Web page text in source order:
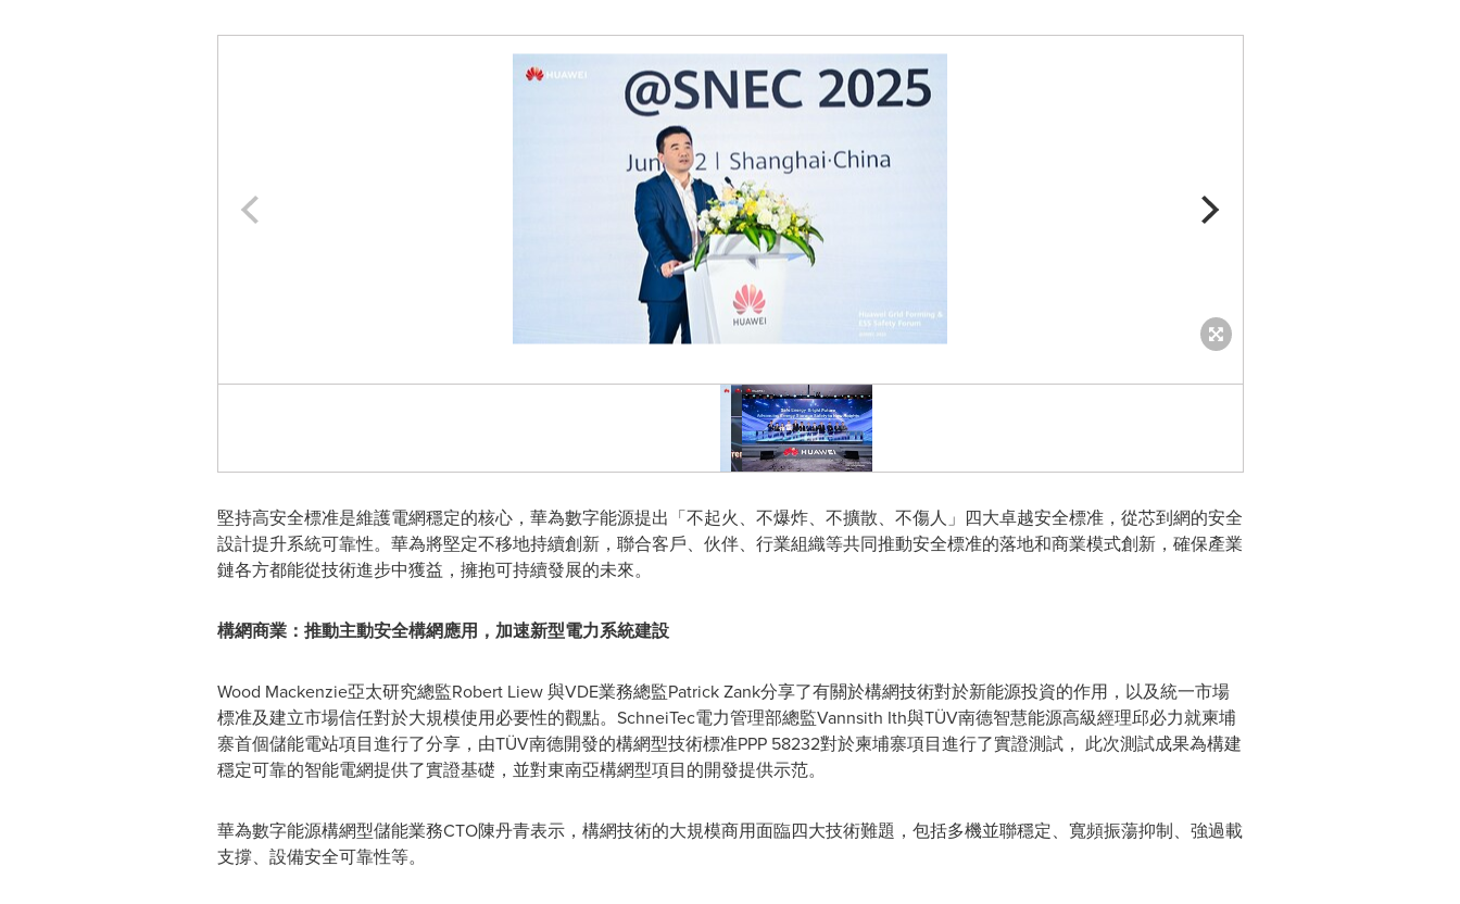
堅持高安全標准是維護電網穩定的核心，華為數字能源提出「不起火、不爆炸、不擴散、不傷人」四大卓越安全標准，從芯到網的安全
設計提升系統可靠性。華為將堅定不移地持續創新，聯合客戶、伙伴、行業組織等共同推動安全標准的落地和商業模式創新，確保產業
鏈各方都能從技術進步中獲益，擁抱可持續發展的未來。
構網商業：推動主動安全構網應用，加速新型電力系統建設
Wood Mackenzie亞太研究總監Robert Liew 與VDE業務總監Patrick Zank分享了有關於構網技術對於新能源投資的作用，以及統一市場
標准及建立市場信任對於大規模使用必要性的觀點。SchneiTec電力管理部總監Vannsith Ith與TÜV南德智慧能源高級經理邱必力就柬埔
寨首個儲能電站項目進行了分享，由TÜV南德開發的構網型技術標准PPP 58232對於柬埔寨項目進行了實證測試， 此次測試成果為構建
穩定可靠的智能電網提供了實證基礎，並對東南亞構網型項目的開發提供示范。
華為數字能源構網型儲能業務CTO陳丹青表示，構網技術的大規模商用面臨四大技術難題，包括多機並聯穩定、寬頻振蕩抑制、強過載
支撐、設備安全可靠性等。